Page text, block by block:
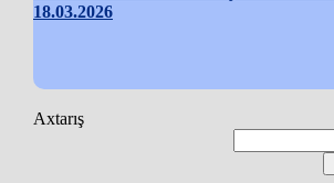
18.03.2026
Axtarış